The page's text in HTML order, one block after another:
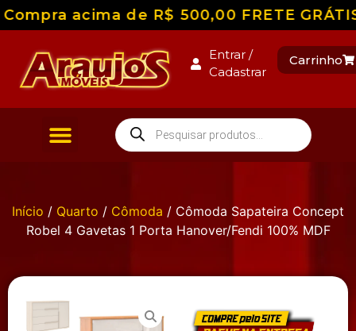
acima de R$ 500,00 FRETE
Entrar /
Cadastrar
Carrinho
Início / Quarto / Cômoda / Cômoda Sapateira Concept
Robel 4 Gavetas 1 Porta Hanover/Fendi 100% MDF